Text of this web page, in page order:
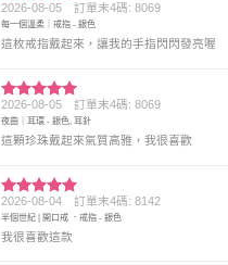
評分4
滿分 5
2026-08-05 訂單末4碼: 8069
每一個溫柔｜戒指 - 銀色
這枚戒指戴起來，讓我的手指閃閃發亮喔
評分5 滿
分 5
2026-08-05 訂單末4碼: 8069
夜曲｜耳環 - 銀色, 耳針
這顆珍珠戴起來氣質高雅，我很喜歡
評分5滿
分 5
2026-08-04 訂單末4碼: 8142
半個世紀 | 開口戒 ．戒指 - 銀色
我很喜歡這款